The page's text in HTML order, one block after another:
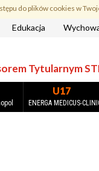
do plików cookies w
Edukacja
Tytularnym
U17
ENERGA MEDICUS-